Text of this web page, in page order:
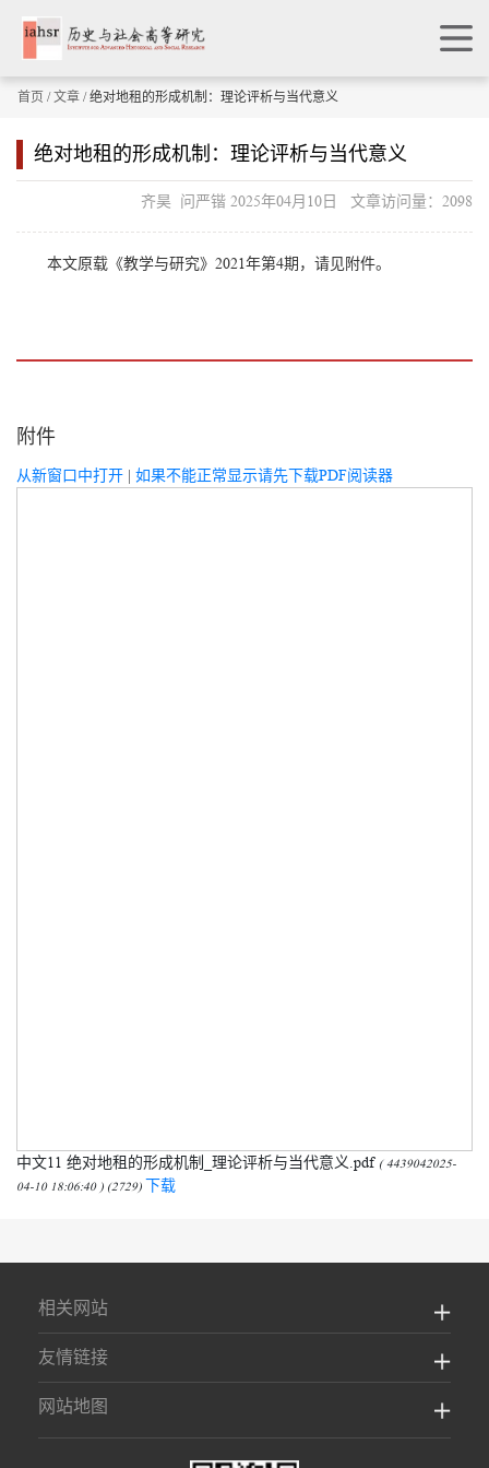
首页 /文章 / 绝对地租的形成机制：理论评析与当代意义
绝对地租的形成机制：理论评析与当代意义
齐昊 问严锴 2025年04月10日 文章访问量：2098
本文原载《教学与研究》2021年第4期，请见附件。
附件
从新窗口中打开 | 如果不能正常显示请先下载PDF阅读器
中文11 绝对地租的形成机制_理论评析与当代意义.pdf ( 4439042025-
04-10 18:06:40 ) (2729) 下载
相关网站
友情链接
网站地图